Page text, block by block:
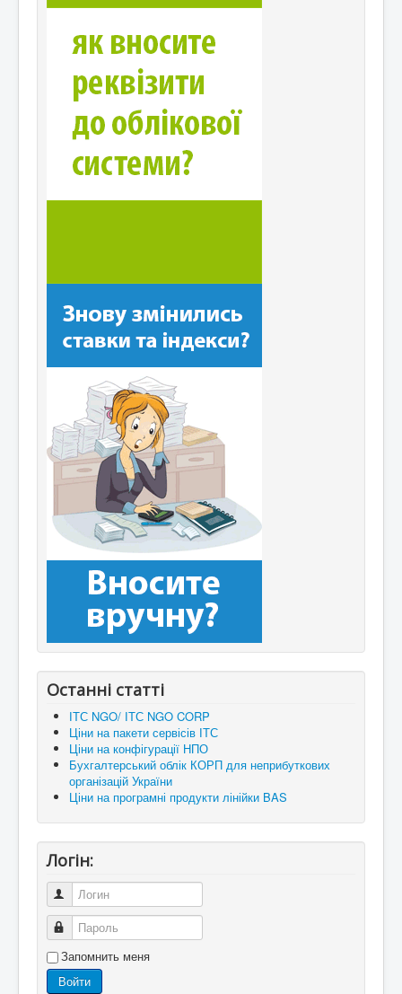
Останні статті
ІТС NGO/ ІТС NGO CORP
Ціни на пакети сервісів ІТС
Ціни на конфігурації НПО
Бухгалтерський облік КОРП для неприбуткових
організацій України
Ціни на програмні продукти лінійки BAS
Логін:
Логин
Пароль
Запомнить меня
Войти